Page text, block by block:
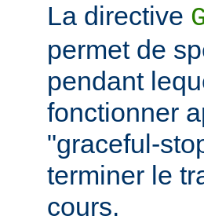
La directive
permet de
pendant
fonctionner
"graceful-
terminer le
cours.